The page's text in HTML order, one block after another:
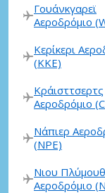
Γουάνκγαρεϊ
Αεροδρόμιο
Κερίκερι
(KKE)
Κράισττσερτς
Αεροδρόμιο
Νάπιερ
(NPE)
Νιου Πλύμουθ
Αεροδρόμιο